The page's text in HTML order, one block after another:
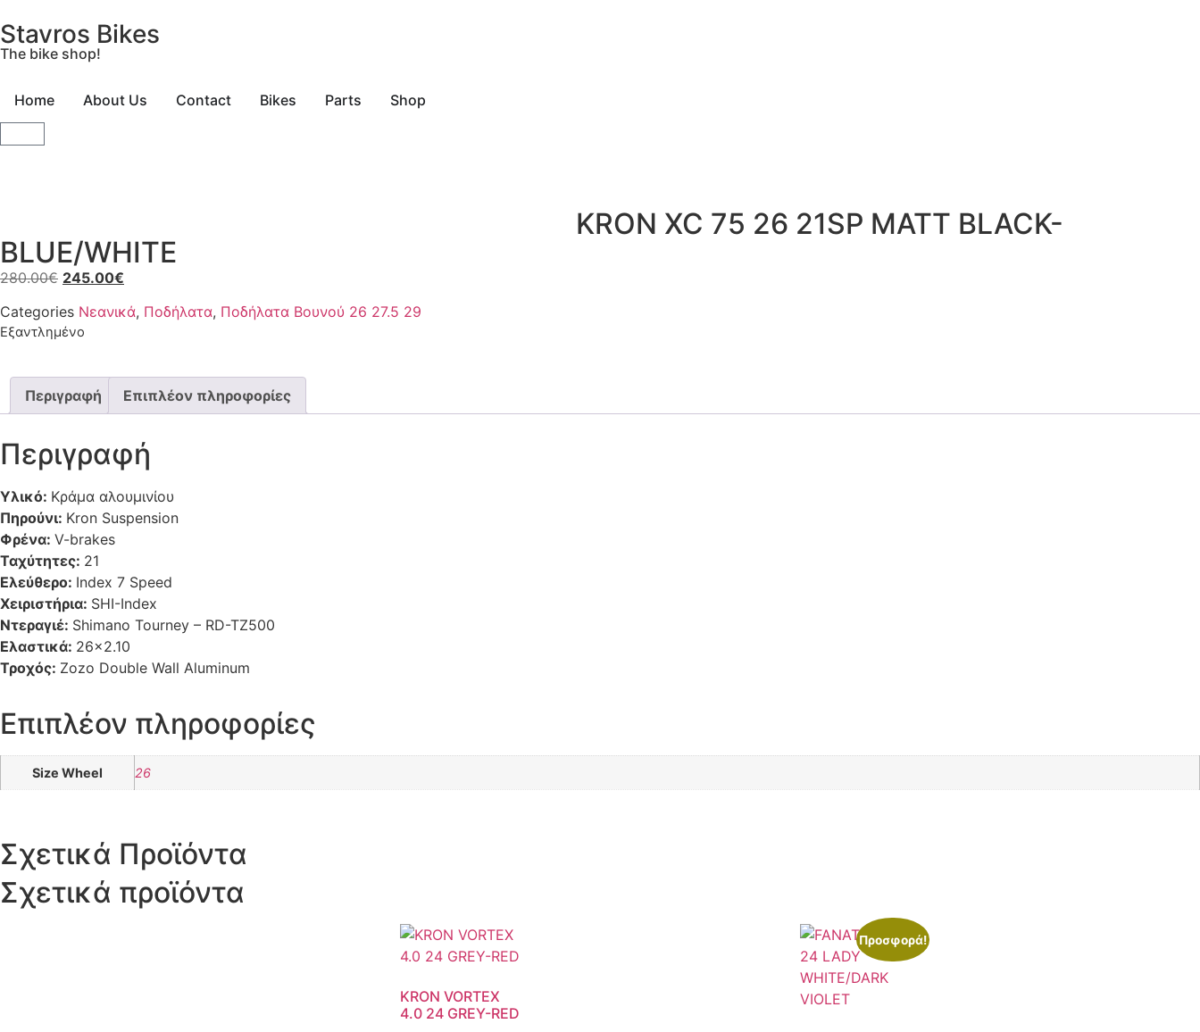
Stavros Bikes
The bike shop!
Home About Us Contact Bikes Parts Shop
KRON XC 75 26 21SP MATT BLACK-
BLUE/WHITE
280.00€ 245.00€
Categories Νεανικά, Ποδήλατα, Ποδήλατα Βουνού 26 27.5 29
Εξαντλημένο
Περιγραφή Επιπλέον πληροφορίες
Περιγραφή
Υλικό: Κράμα αλουμινίου
Πηρούνι: Kron Suspension
Φρένα: V-brakes
Ταχύτητες: 21
Ελεύθερο: Index 7 Speed
Χειριστήρια: SHI-Index
Ντεραγιέ: Shimano Tourney – RD-TZ500
Ελαστικά: 26×2.10
Τροχός: Zozo Double Wall Aluminum
Επιπλέον πληροφορίες
Size Wheel 26
Σχετικά Προϊόντα
Σχετικά προϊόντα
KRON VORTEX
4.0 24 GREY-RED
Προσφορά!